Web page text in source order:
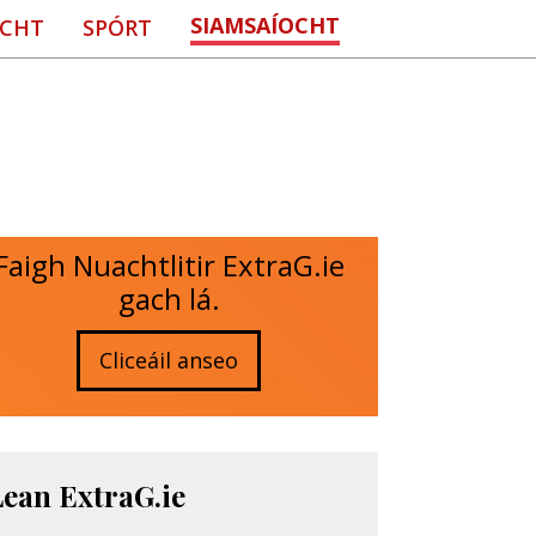
SPÓRT SIAMSAÍOCHT
Nuachtlitir ExtraG.ie
gach lá.
Cliceáil anseo
ExtraG.ie